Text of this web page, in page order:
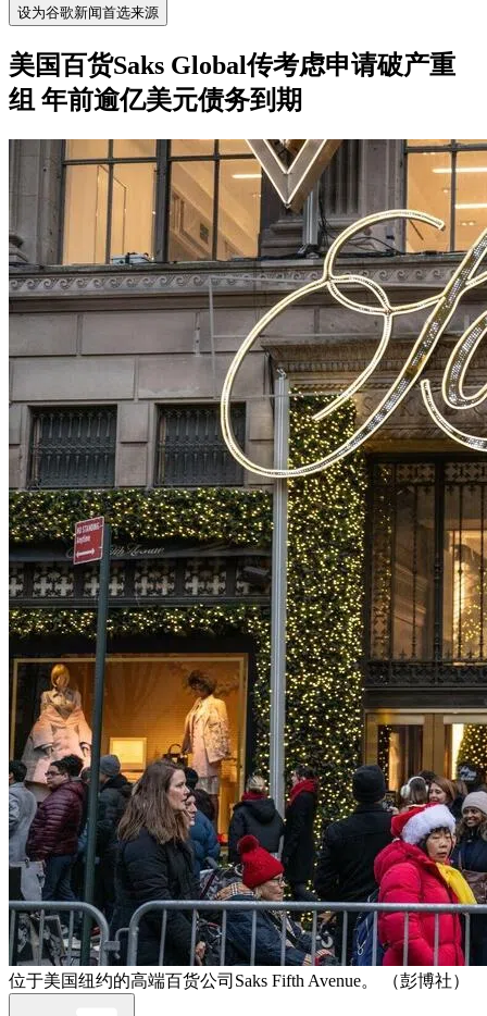
设为谷歌新闻首选来源
美国百货Saks Global传考虑申请破产重
组 年前逾亿美元债务到期
位于美国纽约的高端百货公司Saks Fifth Avenue。 （彭博社）